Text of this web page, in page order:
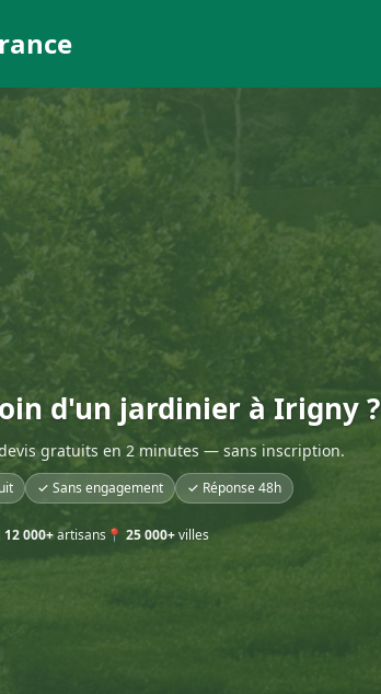
d'un jardinier à Irigny ?
gratuits en 2 minutes — sans inscription.
✓ Sans engagement ✓ Réponse 48h
12 000+artisans 📍 25 000+villes